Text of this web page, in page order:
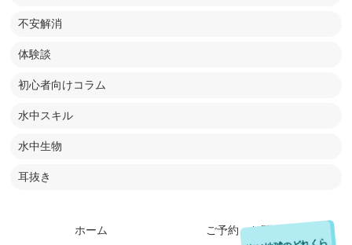
不安解消
体験談
初心者向けコラム
水中スキル
水中生物
耳抜き
ホーム ご予約・お問い合わせ